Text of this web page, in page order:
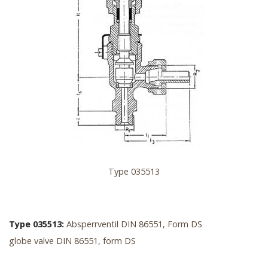
Type 035513
Type 035513: Absperrventil DIN 86551, Form DS
globe valve DIN 86551, form DS